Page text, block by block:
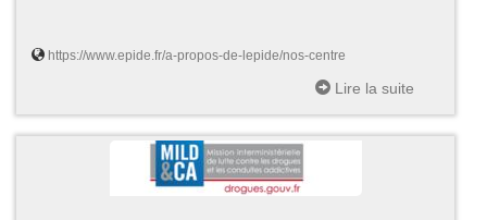
https://www.epide.fr/a-propos-de-lepide/nos-centre
Lire la suite